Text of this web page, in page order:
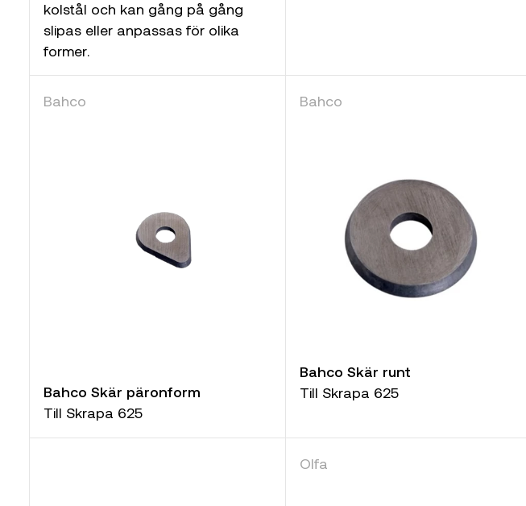
kolstål och kan gång på gång
slipas eller anpassas för olika
former.
Bahco
Bahco Skär päronform
Till Skrapa 625
Bahco
Bahco Skär runt
Till Skrapa 625
Olfa